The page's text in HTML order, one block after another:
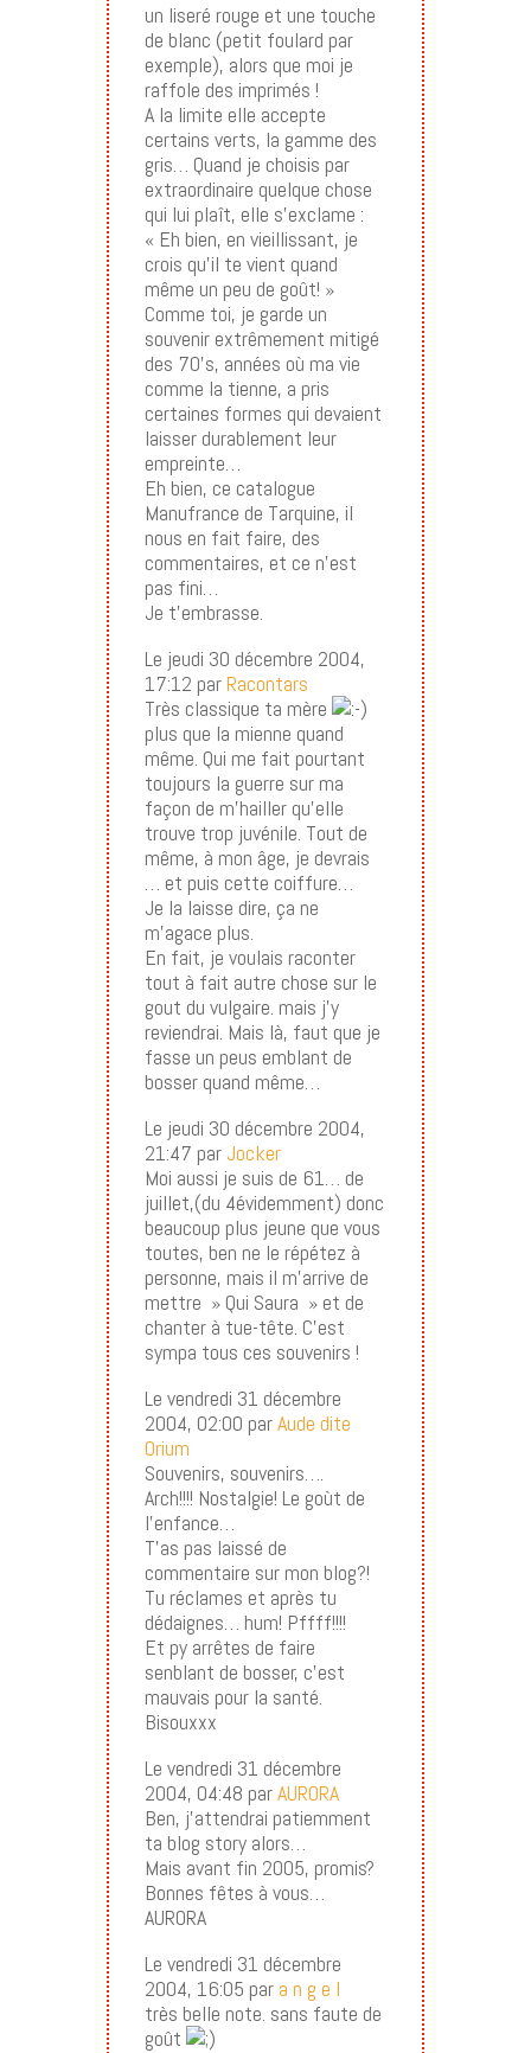
un liseré rouge et une touche
de blanc (petit foulard par
exemple), alors que moi je
raffole des imprimés !
A la limite elle accepte
certains verts, la gamme des
gris… Quand je choisis par
extraordinaire quelque chose
qui lui plaît, elle s’exclame :
« Eh bien, en vieillissant, je
crois qu’il te vient quand
même un peu de goût! »
Comme toi, je garde un
souvenir extrêmement mitigé
des 70’s, années où ma vie
comme la tienne, a pris
certaines formes qui devaient
laisser durablement leur
empreinte…
Eh bien, ce catalogue
Manufrance de Tarquine, il
nous en fait faire, des
commentaires, et ce n’est
pas fini…
Je t’embrasse.
Le jeudi 30 décembre 2004,
17:12 parRacontars
Très classique ta mère
plus que la mienne quand
même. Qui me fait pourtant
toujours la guerre sur ma
façon de m’hailler qu’elle
trouve trop juvénile. Tout de
même, à mon âge, je devrais
… et puis cette coiffure…
Je la laisse dire, ça ne
m’agace plus.
En fait, je voulais raconter
tout à fait autre chose sur le
gout du vulgaire. mais j’y
reviendrai. Mais là, faut que je
fasse un peus emblant de
bosser quand même…
Le jeudi 30 décembre 2004,
21:47 par Jocker
Moi aussi je suis de 61… de
juillet,(du 4évidemment) donc
beaucoup plus jeune que vous
toutes, ben ne le répétez à
personne, mais il m’arrive de
mettre » Qui Saura » et de
chanter à tue-tête. C’est
sympa tous ces souvenirs !
Le vendredi 31 décembre
2004, 02:00 parAude dite
Orium
Souvenirs, souvenirs….
Arch!!!! Nostalgie! Le goùt de
l’enfance…
T’as pas laissé de
commentaire sur mon blog?!
Tu réclames et après tu
dédaignes… hum! Pffff!!!!
Et py arrêtes de faire
senblant de bosser, c’est
mauvais pour la santé.
Bisouxxx
Le vendredi 31 décembre
2004, 04:48 parAURORA
Ben, j’attendrai patiemment
ta blog story alors…
Mais avant fin 2005, promis?
Bonnes fêtes à vous…
AURORA
Le vendredi 31 décembre
2004, 16:05 par a n g e l
très belle note. sans faute de
goût